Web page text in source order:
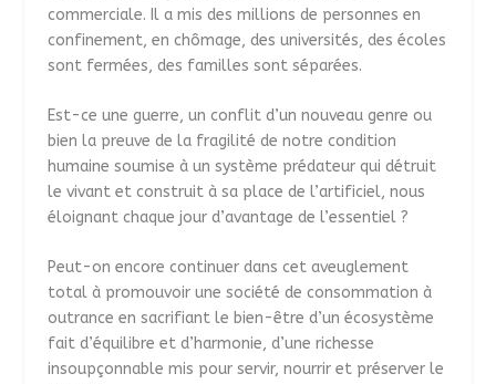
commerciale. Il a mis des millions de personnes en
confinement, en chômage, des universités, des écoles
sont fermées, des familles sont séparées.
Est-ce une guerre, un conflit d’un nouveau genre ou
bien la preuve de la fragilité de notre condition
humaine soumise à un système prédateur qui détruit
le vivant et construit à sa place de l’artificiel, nous
éloignant chaque jour d’avantage de l’essentiel ?
Peut-on encore continuer dans cet aveuglement
total à promouvoir une société de consommation à
outrance en sacrifiant le bien-être d’un écosystème
fait d’équilibre et d’harmonie, d’une richesse
insoupçonnable mis pour servir, nourrir et préserver le